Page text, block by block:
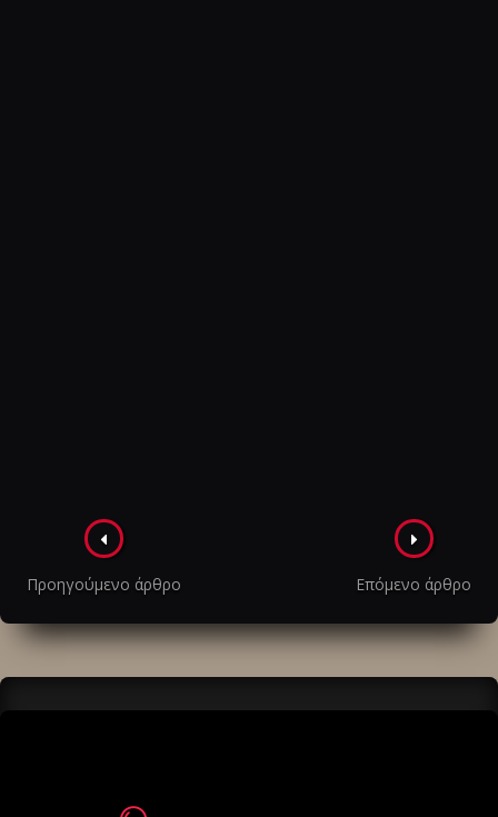
Πλοήγηση
στα
άρθρα
Προηγούμενο άρθρο Επόμενο άρθρο